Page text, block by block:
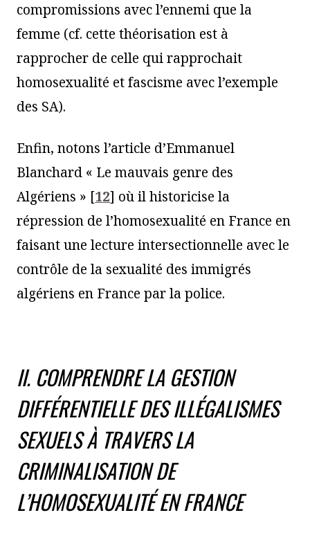
compromissions avec l’ennemi que la
femme (cf. cette théorisation est à
rapprocher de celle qui rapprochait
homosexualité et fascisme avec l’exemple
des SA).
Enfin, notons l’article d’Emmanuel
Blanchard « Le mauvais genre des
Algériens » [12] où il historicise la
répression de l’homosexualité en France en
faisant une lecture intersectionnelle avec le
contrôle de la sexualité des immigrés
algériens en France par la police.
II. COMPRENDRE LA GESTION
DIFFÉRENTIELLE DES ILLÉGALISMES
SEXUELS À TRAVERS LA
CRIMINALISATION DE
L’HOMOSEXUALITÉ EN FRANCE